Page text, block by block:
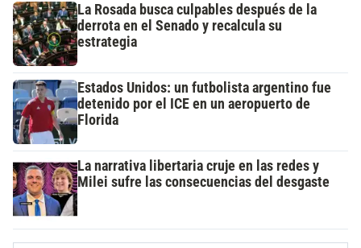
La Rosada busca culpables después de la
derrota en el Senado y recalcula su
estrategia
Estados Unidos: un futbolista argentino fue
detenido por el ICE en un aeropuerto de
Florida
La narrativa libertaria cruje en las redes y
Milei sufre las consecuencias del desgaste